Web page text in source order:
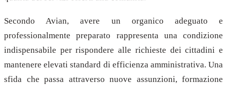
Secondo Avian, avere un organico adeguato e
professionalmente preparato rappresenta una condizione
indispensabile per rispondere alle richieste dei cittadini e
mantenere elevati standard di efficienza amministrativa. Una
sfida che passa attraverso nuove assunzioni, formazione